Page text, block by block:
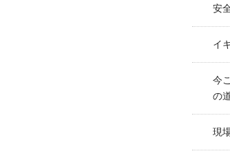
安
イ
今
の
現